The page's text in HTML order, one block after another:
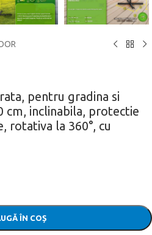
pentru gradina si
inclinabila, protectie
rotativa la 360°, cu
ÎN COȘ